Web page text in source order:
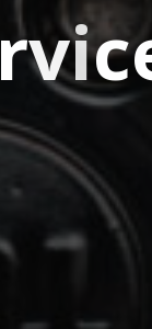
rvic